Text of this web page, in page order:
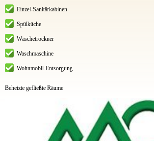
Einzel-Sanitärkabinen
Spülküche
Wäschetrockner
Waschmaschine
Wohnmobil-Entsorgung
Beheizte gefließte Räume